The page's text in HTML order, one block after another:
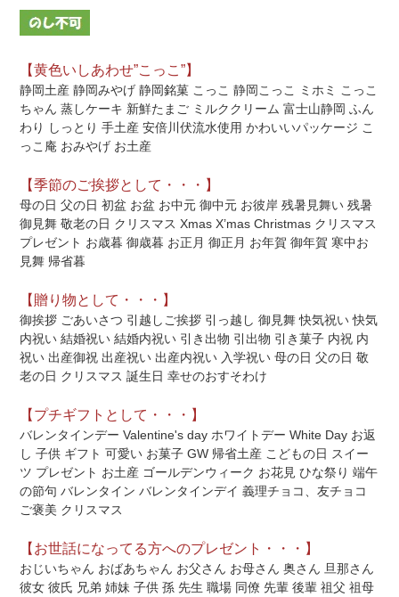
【黄色いしあわせ”こっこ”】
静岡土産 静岡みやげ 静岡銘菓 こっこ 静岡こっこ ミホミ こっこ
ちゃん 蒸しケーキ 新鮮たまご ミルククリーム 富士山静岡 ふん
わり しっとり 手土産 安倍川伏流水使用 かわいいパッケージ こ
っこ庵 おみやげ お土産
【季節のご挨拶として・・・】
母の日 父の日 初盆 お盆 お中元 御中元 お彼岸 残暑見舞い 残暑
御見舞 敬老の日 クリスマス Xmas X’mas Christmas クリスマス
プレゼント お歳暮 御歳暮 お正月 御正月 お年賀 御年賀 寒中お
見舞 帰省暮
【贈り物として・・・】
御挨拶 ごあいさつ 引越しご挨拶 引っ越し 御見舞 快気祝い 快気
内祝い 結婚祝い 結婚内祝い 引き出物 引出物 引き菓子 内祝 内
祝い 出産御祝 出産祝い 出産内祝い 入学祝い 母の日 父の日 敬
老の日 クリスマス 誕生日 幸せのおすそわけ
【プチギフトとして・・・】
バレンタインデー Valentine's day ホワイトデー White Day お返
し 子供 ギフト 可愛い お菓子 GW 帰省土産 こどもの日 スイー
ツ プレゼント お土産 ゴールデンウィーク お花見 ひな祭り 端午
の節句 バレンタイン バレンタインデイ 義理チョコ、友チョコ
ご褒美 クリスマス
【お世話になってる方へのプレゼント・・・】
おじいちゃん おばあちゃん お父さん お母さん 奥さん 旦那さん
彼女 彼氏 兄弟 姉妹 子供 孫 先生 職場 同僚 先輩 後輩 祖父 祖母